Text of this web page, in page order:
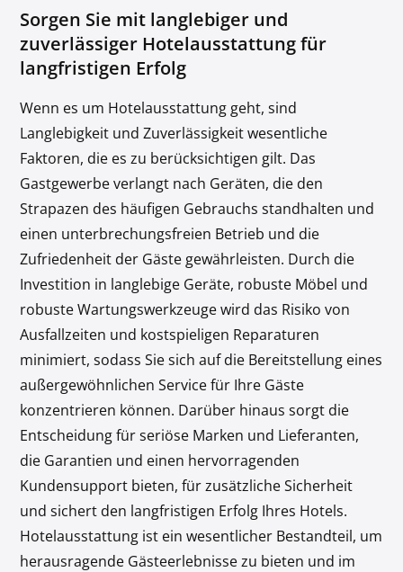
Sorgen Sie mit langlebiger und
zuverlässiger Hotelausstattung für
langfristigen Erfolg
Wenn es um Hotelausstattung geht, sind
Langlebigkeit und Zuverlässigkeit wesentliche
Faktoren, die es zu berücksichtigen gilt. Das
Gastgewerbe verlangt nach Geräten, die den
Strapazen des häufigen Gebrauchs standhalten und
einen unterbrechungsfreien Betrieb und die
Zufriedenheit der Gäste gewährleisten. Durch die
Investition in langlebige Geräte, robuste Möbel und
robuste Wartungswerkzeuge wird das Risiko von
Ausfallzeiten und kostspieligen Reparaturen
minimiert, sodass Sie sich auf die Bereitstellung eines
außergewöhnlichen Service für Ihre Gäste
konzentrieren können. Darüber hinaus sorgt die
Entscheidung für seriöse Marken und Lieferanten,
die Garantien und einen hervorragenden
Kundensupport bieten, für zusätzliche Sicherheit
und sichert den langfristigen Erfolg Ihres Hotels.
Hotelausstattung ist ein wesentlicher Bestandteil, um
herausragende Gästeerlebnisse zu bieten und im